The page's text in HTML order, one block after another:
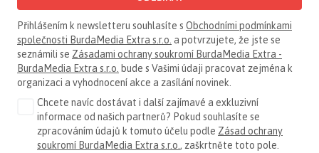
Přihlášením k newsletteru souhlasíte s Obchodními podmínkami
společnosti BurdaMedia Extra s.r.o. a potvrzujete, že jste se
seznámili se Zásadami ochrany soukromí BurdaMedia Extra -
BurdaMedia Extra s.r.o. bude s Vašimi údaji pracovat zejména k
organizaci a vyhodnocení akce a zasílání novinek.
Chcete navíc dostávat i další zajímavé a exkluzivní
informace od našich partnerů? Pokud souhlasíte se
zpracováním údajů k tomuto účelu podle Zásad ochrany
soukromí BurdaMedia Extra s.r.o., zaškrtněte toto pole.